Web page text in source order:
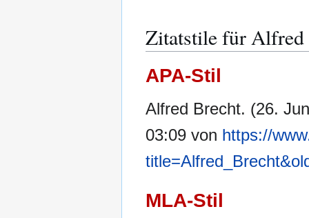
Zitatstile für Alfred
APA-Stil
Alfred Brecht. (26.
03:09 von https://
MLA-Stil